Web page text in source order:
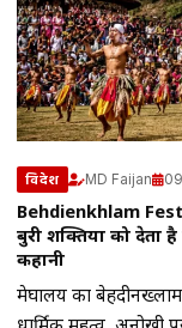
विदेश MD Faijan
Behdienkhlam
बुरी शक्तियों को देता
कहानी
मेघालय का बेहदीनख्लाम